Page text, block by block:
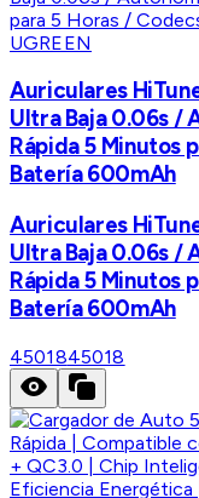
UGREEN
Auriculares
Ultra Baja 0.06s /
Rápida 5 Minutos
Batería 600mAh
Auriculares
Ultra Baja 0.06s /
Rápida 5 Minutos
Batería 600mAh
4501845018